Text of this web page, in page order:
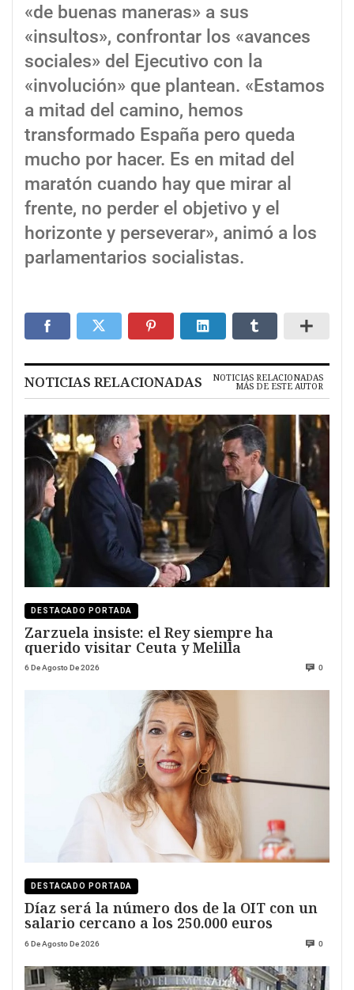
«de buenas maneras» a sus
«insultos», confrontar los «avances
sociales» del Ejecutivo con la
«involución» que plantean. «Estamos
a mitad del camino, hemos
transformado España pero queda
mucho por hacer. Es en mitad del
maratón cuando hay que mirar al
frente, no perder el objetivo y el
horizonte y perseverar», animó a los
parlamentarios socialistas.
NOTICIAS RELACIONADAS NOTICIAS RELACIONADAS
MÁS DE ESTE AUTOR
DESTACADO PORTADA
Zarzuela insiste: el Rey siempre ha
querido visitar Ceuta y Melilla
6 De Agosto De 2026 0
DESTACADO PORTADA
Díaz será la número dos de la OIT con un
salario cercano a los 250.000 euros
6 De Agosto De 2026 0